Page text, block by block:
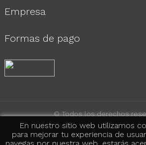
Empresa
Formas de pago
© Todos los derechos
En nuestro sitio web utilizamos
para mejorar tu experiencia de